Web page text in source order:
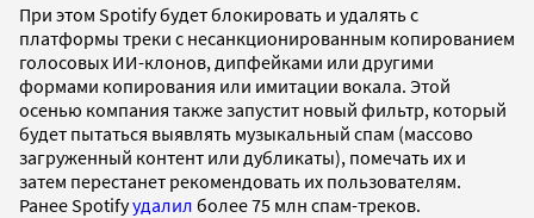
При этом Spotify будет блокировать и удалять с
платформы треки с несанкционированным копированием
голосовых ИИ-клонов, дипфейками или другими
формами копирования или имитации вокала. Этой
осенью компания также запустит новый фильтр, который
будет пытаться выявлять музыкальный спам (массово
загруженный контент или дубликаты), помечать их и
затем перестанет рекомендовать их пользователям.
Ранее Spotifyудалил более 75 млн спам-треков.